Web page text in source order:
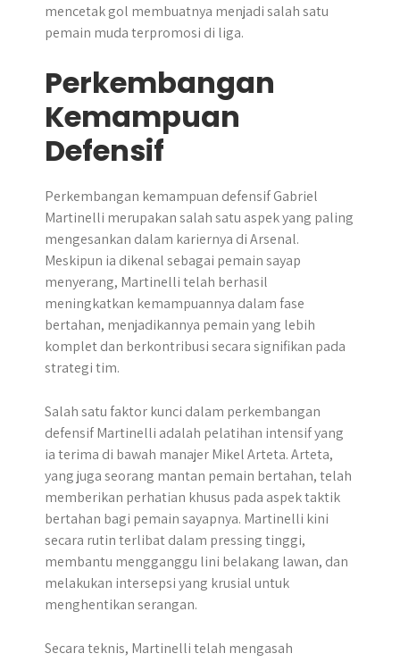
mencetak gol membuatnya menjadi salah satu
pemain muda terpromosi di liga.
Perkembangan
Kemampuan
Defensif
Perkembangan kemampuan defensif Gabriel
Martinelli merupakan salah satu aspek yang paling
mengesankan dalam kariernya di Arsenal. ​
Meskipun ia dikenal sebagai pemain sayap
menyerang, Martinelli telah berhasil
meningkatkan kemampuannya dalam fase
bertahan, menjadikannya pemain yang lebih
komplet dan berkontribusi secara signifikan pada
strategi tim.​
Salah satu faktor kunci dalam perkembangan
defensif Martinelli adalah pelatihan intensif yang
ia terima di bawah manajer Mikel Arteta. Arteta,
yang juga seorang mantan pemain bertahan, telah
memberikan perhatian khusus pada aspek taktik
bertahan bagi pemain sayapnya. Martinelli kini
secara rutin terlibat dalam pressing tinggi,
membantu mengganggu lini belakang lawan, dan
melakukan intersepsi yang krusial untuk
menghentikan serangan.
Secara teknis, Martinelli telah mengasah